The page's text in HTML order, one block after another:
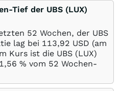
Tief der UBS (LUX)
52 Wochen, der UBS
lag bei 113,92 USD (am
Kurs ist die UBS (LUX)
% vom 52 Wochen-